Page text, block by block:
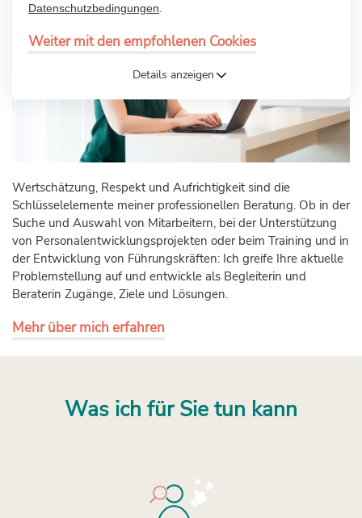
Datenschutzbedingungen.
Weiter mit den empfohlenen Cookies
Details anzeigen
Wertschätzung, Respekt und Aufrichtigkeit sind die
Schlüsselelemente meiner professionellen Beratung. Ob in der
Suche und Auswahl von Mitarbeitern, bei der Unterstützung
von Personalentwicklungsprojekten oder beim Training und in
der Entwicklung von Führungskräften: Ich greife Ihre aktuelle
Problemstellung auf und entwickle als Begleiterin und
Beraterin Zugänge, Ziele und Lösungen.
Mehr über mich erfahren
Was ich für Sie tun kann